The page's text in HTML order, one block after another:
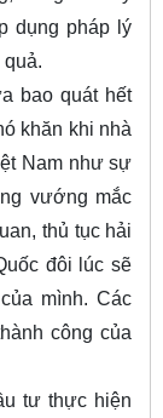
dụng pháp lý
bao quát hết
khăn khi nhà
Nam như sự
vướng mắc
thủ tục hải
đôi lúc sẽ
mình. Các
công của
tư thực hiện